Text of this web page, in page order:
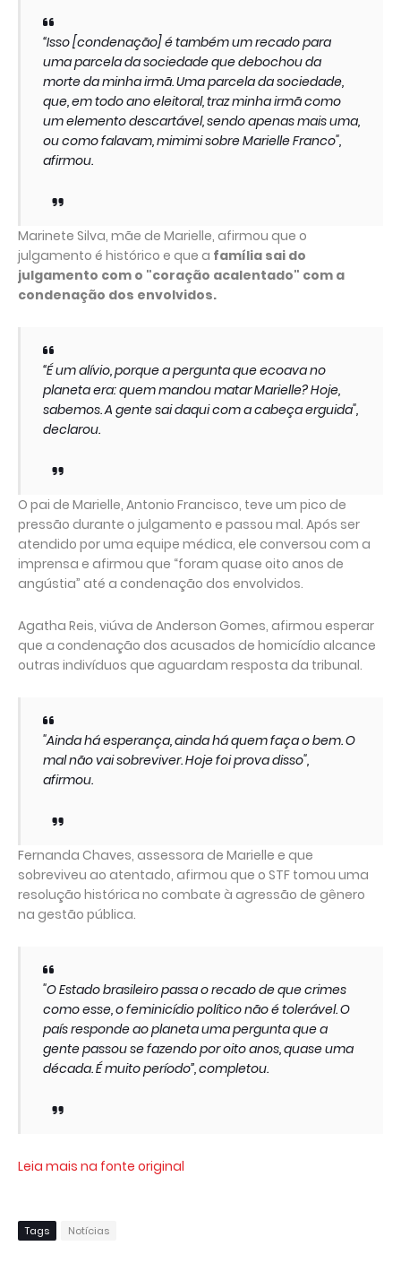
“Isso [condenação] é também um recado para
uma parcela da sociedade que debochou da
morte da minha irmã. Uma parcela da sociedade,
que, em todo ano eleitoral, traz minha irmã como
um elemento descartável, sendo apenas mais uma,
ou como falavam, mimimi sobre Marielle Franco",
afirmou.
Marinete Silva, mãe de Marielle, afirmou que o
julgamento é histórico e que a família sai do
julgamento com o "coração acalentado" com a
condenação dos envolvidos.
“É um alívio, porque a pergunta que ecoava no
planeta era: quem mandou matar Marielle? Hoje,
sabemos. A gente sai daqui com a cabeça erguida",
declarou.
O pai de Marielle, Antonio Francisco, teve um pico de
pressão durante o julgamento e passou mal. Após ser
atendido por uma equipe médica, ele conversou com a
imprensa e afirmou que “foram quase oito anos de
angústia” até a condenação dos envolvidos.
Agatha Reis, viúva de Anderson Gomes, afirmou esperar
que a condenação dos acusados de homicídio alcance
outras indivíduos que aguardam resposta da tribunal.
"Ainda há esperança, ainda há quem faça o bem. O
mal não vai sobreviver. Hoje foi prova disso",
afirmou.
Fernanda Chaves, assessora de Marielle e que
sobreviveu ao atentado, afirmou que o STF tomou uma
resolução histórica no combate à agressão de gênero
na gestão pública.
"O Estado brasileiro passa o recado de que crimes
como esse, o feminicídio político não é tolerável. O
país responde ao planeta uma pergunta que a
gente passou se fazendo por oito anos, quase uma
década. É muito período”, completou.
Leia mais na fonte original
Tags Notícias